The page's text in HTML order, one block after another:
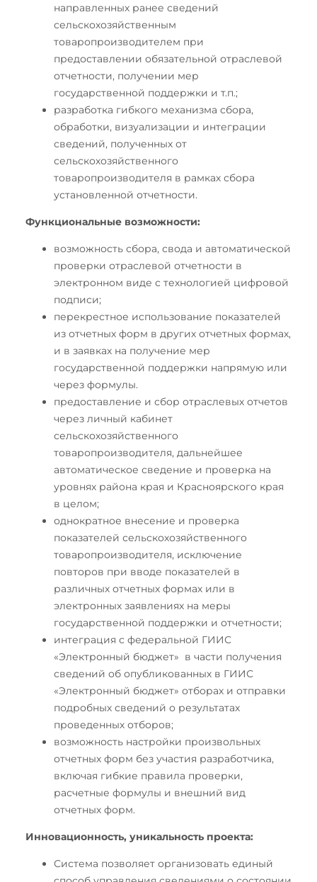
направленных ранее сведений
сельскохозяйственным
товаропроизводителем при
предоставлении обязательной отраслевой
отчетности, получении мер
государственной поддержки и т.п.;
разработка гибкого механизма сбора,
обработки, визуализации и интеграции
сведений, полученных от
сельскохозяйственного
товаропроизводителя в рамках сбора
установленной отчетности.
Функциональные возможности:
возможность сбора, свода и автоматической
проверки отраслевой отчетности в
электронном виде с технологией цифровой
подписи;
перекрестное использование показателей
из отчетных форм в других отчетных формах,
и в заявках на получение мер
государственной поддержки напрямую или
через формулы.
предоставление и сбор отраслевых отчетов
через личный кабинет
сельскохозяйственного
товаропроизводителя, дальнейшее
автоматическое сведение и проверка на
уровнях района края и Красноярского края
в целом;
однократное внесение и проверка
показателей сельскохозяйственного
товаропроизводителя, исключение
повторов при вводе показателей в
различных отчетных формах или в
электронных заявлениях на меры
государственной поддержки и отчетности;
интеграция с федеральной ГИИС
«Электронный бюджет» в части получения
сведений об опубликованных в ГИИС
«Электронный бюджет» отборах и отправки
подробных сведений о результатах
проведенных отборов;
возможность настройки произвольных
отчетных форм без участия разработчика,
включая гибкие правила проверки,
расчетные формулы и внешний вид
отчетных форм.
Инновационность, уникальность проекта:
Система позволяет организовать единый